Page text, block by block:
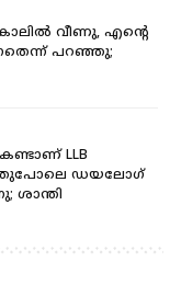
വീണു, എന്റെ
പറഞ്ഞു;
LLB
ഡയലോഗ്
ശാന്തി